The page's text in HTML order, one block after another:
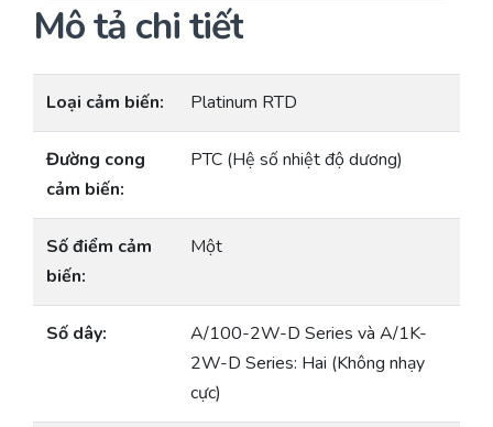
Mô tả chi tiết
Loại cảm biến: Platinum RTD
Đường cong
cảm biến:
PTC (Hệ số nhiệt độ dương)
Số điểm cảm
biến:
Một
Số dây:
A/100-2W-D Series và A/1K-
2W-D Series: Hai (Không nhạy
cực)